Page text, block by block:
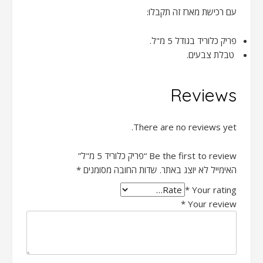
עם רכישת מארז זה תקבלו:
פריק כלוריד בגודל 5 מ"ל.
טבלת צבעים.
Reviews
There are no reviews yet.
Be the first to review “פריק כלוריד 5 מ"ל”
האימייל לא יוצג באתר. שדות החובה מסומנים *
Your rating
*
Your review
*